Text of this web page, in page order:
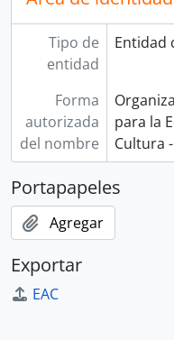
Tipo de
entidad
Entidad
Forma
autorizada
del nombre
para la
Cultura -
Portapapeles
Agregar
Exportar
EAC